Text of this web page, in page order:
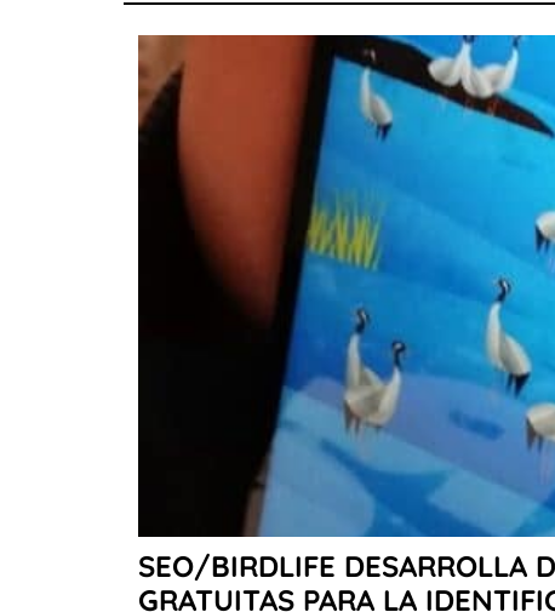
SEO/BIRDLIFE DESARROLLA
GRATUITAS PARA LA